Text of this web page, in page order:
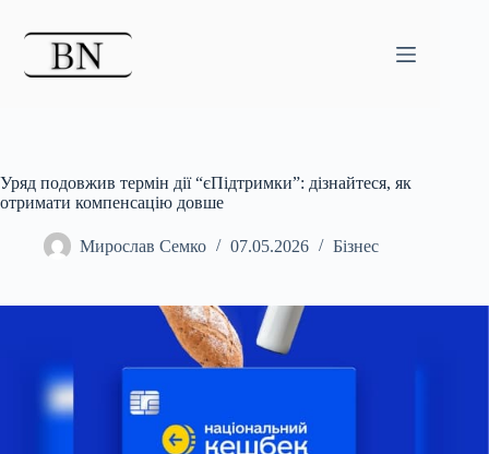
Уряд подовжив термін дії “єПідтримки”: дізнайтеся, як
отримати компенсацію довше
Мирослав Семко 07.05.2026 Бізнес